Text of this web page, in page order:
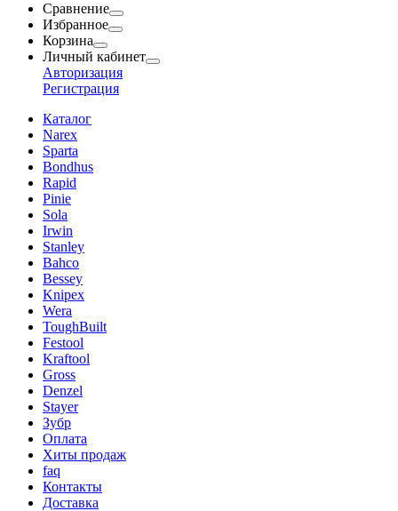
Сравнение
Избранное
Корзина
Личный кабинет
Авторизация
Регистрация
Каталог
Narex
Sparta
Bondhus
Rapid
Pinie
Sola
Irwin
Stanley
Bahco
Bessey
Knipex
Wera
ToughBuilt
Festool
Kraftool
Gross
Denzel
Stayer
Зубр
Оплата
Хиты продаж
faq
Контакты
Доставка